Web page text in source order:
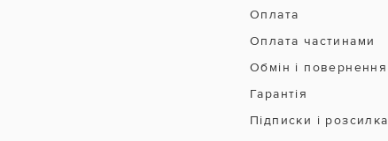
Оплата
Оплата частинами
Обмін і повернення
Гарантія
Підписки і розсилка